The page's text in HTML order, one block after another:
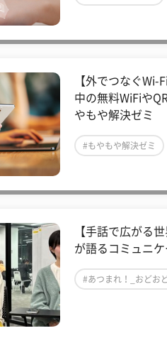
【外でつなぐWi-
中の無料WiFiや
やもや解決ゼミ
#もやもや解決ゼミ
【手話で広がる
が語るコミュニ
#あつまれ！_おどお